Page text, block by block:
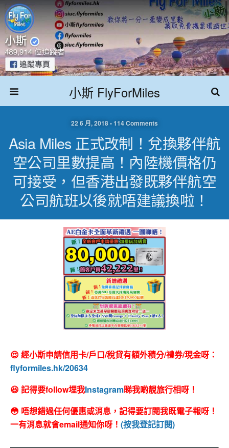
小斯 FlyForMiles
22 6 月, 2018 • 114 Comments
Asia Miles 正式改制！兌換夥伴航
空公司里數提高！內陸機價格仍
可接受，但香港出發既夥伴航空
公司航班以後就唔建議換啦！
😍 經小斯申請信用卡/戶口/稅貸有額外積分/禮券/現金呀：
flyformiles.hk/20634
😆 記得要follow埋我Instagram睇我啲靚旅行相呀！
😳 唔想錯過任何優惠或消息，記得要訂閱我既電子報呀！
一有消息就會email通知你呀！ (按我登記訂閱)